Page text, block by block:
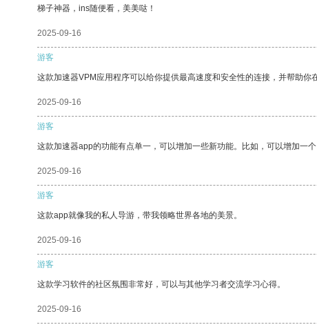
梯子神器，ins随便看，美美哒！
2025-09-16
游客
这款加速器VPM应用程序可以给你提供最高速度和安全性的连接，并帮助你
2025-09-16
游客
这款加速器app的功能有点单一，可以增加一些新功能。比如，可以增加一
2025-09-16
游客
这款app就像我的私人导游，带我领略世界各地的美景。
2025-09-16
游客
这款学习软件的社区氛围非常好，可以与其他学习者交流学习心得。
2025-09-16